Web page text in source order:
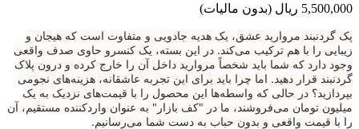
5,500,000 ریال
(بدون مالیات)
پک گردنبند مروارید عشق، یک هدیه جادویی و متفاوت است که هیجان و
زیبایی را با هم ترکیب می‌کند. در این بسته، یک کنسرو حاوی صدف واقعی
وجود دارد که شما باید شخصاً مروارید داخل آن را خارج کرده و درون پلاک
گردنبند قرار دهید. اما چرا باید برای این تجربه عاشقانه، هزینه‌های نجومی
بپردازید؟ در حالی که واسطه‌ها این محصول را با قیمت‌های نزدیک به یک
میلیون تومان می‌فروشند، ما در "کف بازار" به عنوان واردکننده مستقیم، آن
را با قیمت واقعی و بدون حباب به دست شما می‌رسانیم.